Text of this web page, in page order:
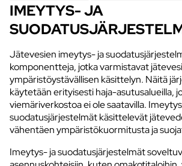
IMEYTYS- JA
Jätevesien imeytys- ja
komponentteja, jotka varmistavat
ympäristöystävällisen käsittelyn. Näitä
käytetään erityisesti haja-asutusalueilla,
viemäriverkostoa ei ole saatavilla.
suodatusjärjestelmät käsittelevät
vähentäen ympäristökuormitusta ja
Imeytys- ja suodatusjärjestelmät